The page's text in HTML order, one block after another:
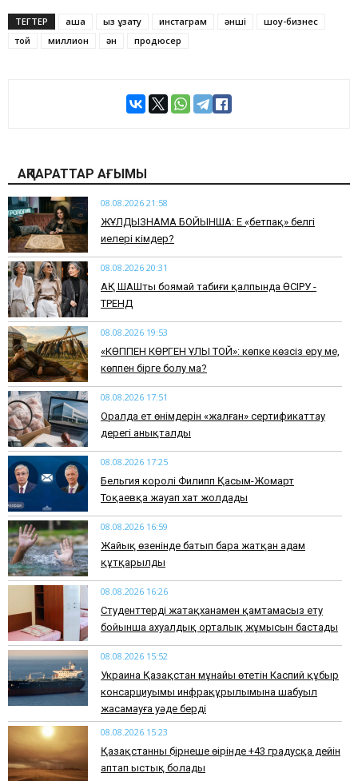
ТЕГТЕР ақша қыз ұзату инстаграм әнші
шоу-бизнес
той
миллион ән продюсер
АҚПАРАТТАР АҒЫМЫ
08.08.2026 21:58
ЖҰЛДЫЗНАМА БОЙЫНША: Ең «бетпақ» белгі
иелері кімдер?
08.08.2026 20:31
АҚ ШАШты боямай табиғи қалпында ӨСІРУ -
ТРЕНД
08.08.2026 19:53
​«КӨППЕН КӨРГЕН ҰЛЫ ТОЙ»: көпке көзсіз еру ме,
көппен бірге болу ма?
08.08.2026 17:51
Оралда ет өнімдерін «жалған» сертификаттау
дерегі анықталды
08.08.2026 17:25
Бельгия королі Филипп Қасым-Жомарт
Тоқаевқа жауап хат жолдады
08.08.2026 16:59
Жайық өзенінде батып бара жатқан адам
құтқарылды
08.08.2026 16:26
Студенттерді жатақханамен қамтамасыз ету
бойынша ахуалдық орталық жұмысын бастады
08.08.2026 15:52
Украина Қазақстан мұнайы өтетін Каспий құбыр
консарциуымы инфрақұрылымына шабуыл
жасамауға уәде берді
08.08.2026 15:23
Қазақстанның бірнеше өңірінде +43 градусқа дейін
аптап ыстық болады